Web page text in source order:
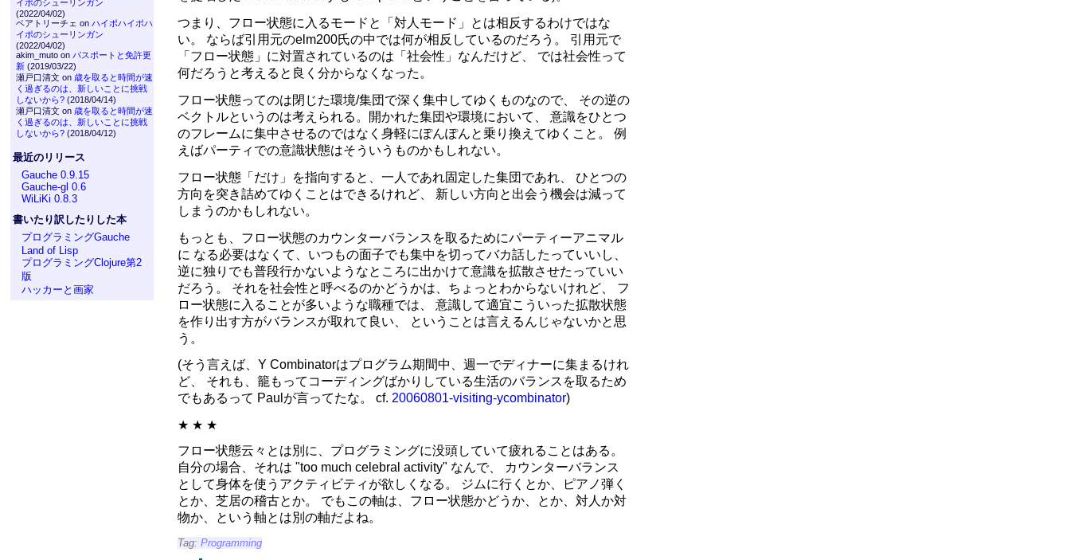
イポのシューリンガン
(2022/04/02)
ベアトリーチェ on ハイポハイポハ
イポのシューリンガン
(2022/04/02)
akim_muto on パスポートと免許更
新(2019/03/22)
瀬戸口清文 on 歳を取ると時間が速
く過ぎるのは、新しいことに挑戦
しないから?(2018/04/14)
瀬戸口清文 on 歳を取ると時間が速
く過ぎるのは、新しいことに挑戦
しないから?(2018/04/12)
最近のリリース
Gauche 0.9.15
Gauche-gl 0.6
WiLiKi 0.8.3
書いたり訳したりした本
プログラミングGauche
Land of Lisp
プログラミングClojure第2
版
ハッカーと画家
つまり、フロー状態に入るモードと「対人モード」とは相反するわけではな
い。 ならば引用元のelm200氏の中では何が相反しているのだろう。 引用元で
「フロー状態」に対置されているのは「社会性」なんだけど、 では社会性って
何だろうと考えると良く分からなくなった。
フロー状態ってのは閉じた環境/集団で深く集中してゆくものなので、 その逆の
ベクトルというのは考えられる。開かれた集団や環境において、 意識をひとつ
のフレームに集中させるのではなく身軽にぽんぽんと乗り換えてゆくこと。 例
えばパーティでの意識状態はそういうものかもしれない。
フロー状態「だけ」を指向すると、一人であれ固定した集団であれ、 ひとつの
方向を突き詰めてゆくことはできるけれど、 新しい方向と出会う機会は減って
しまうのかもしれない。
もっとも、フロー状態のカウンターバランスを取るためにパーティーアニマル
に なる必要はなくて、いつもの面子でも集中を切ってバカ話したっていいし、
逆に独りでも普段行かないようなところに出かけて意識を拡散させたっていい
だろう。 それを社会性と呼べるのかどうかは、ちょっとわからないけれど、 フ
ロー状態に入ることが多いような職種では、 意識して適宜こういった拡散状態
を作り出す方がバランスが取れて良い、 ということは言えるんじゃないかと思
う。
(そう言えば、Y Combinatorはプログラム期間中、週一でディナーに集まるけれ
ど、 それも、籠もってコーディングばかりしている生活のバランスを取るため
でもあるって Paulが言ってたな。 cf. 20060801-visiting-ycombinator)
★ ★ ★
フロー状態云々とは別に、プログラミングに没頭していて疲れることはある。
自分の場合、それは "too much celebral activity" なんで、 カウンターバランス
として身体を使うアクティビティが欲しくなる。 ジムに行くとか、ピアノ弾く
とか、芝居の稽古とか。 でもこの軸は、フロー状態かどうか、とか、対人か対
物か、という軸とは別の軸だよね。
Tag: Programming